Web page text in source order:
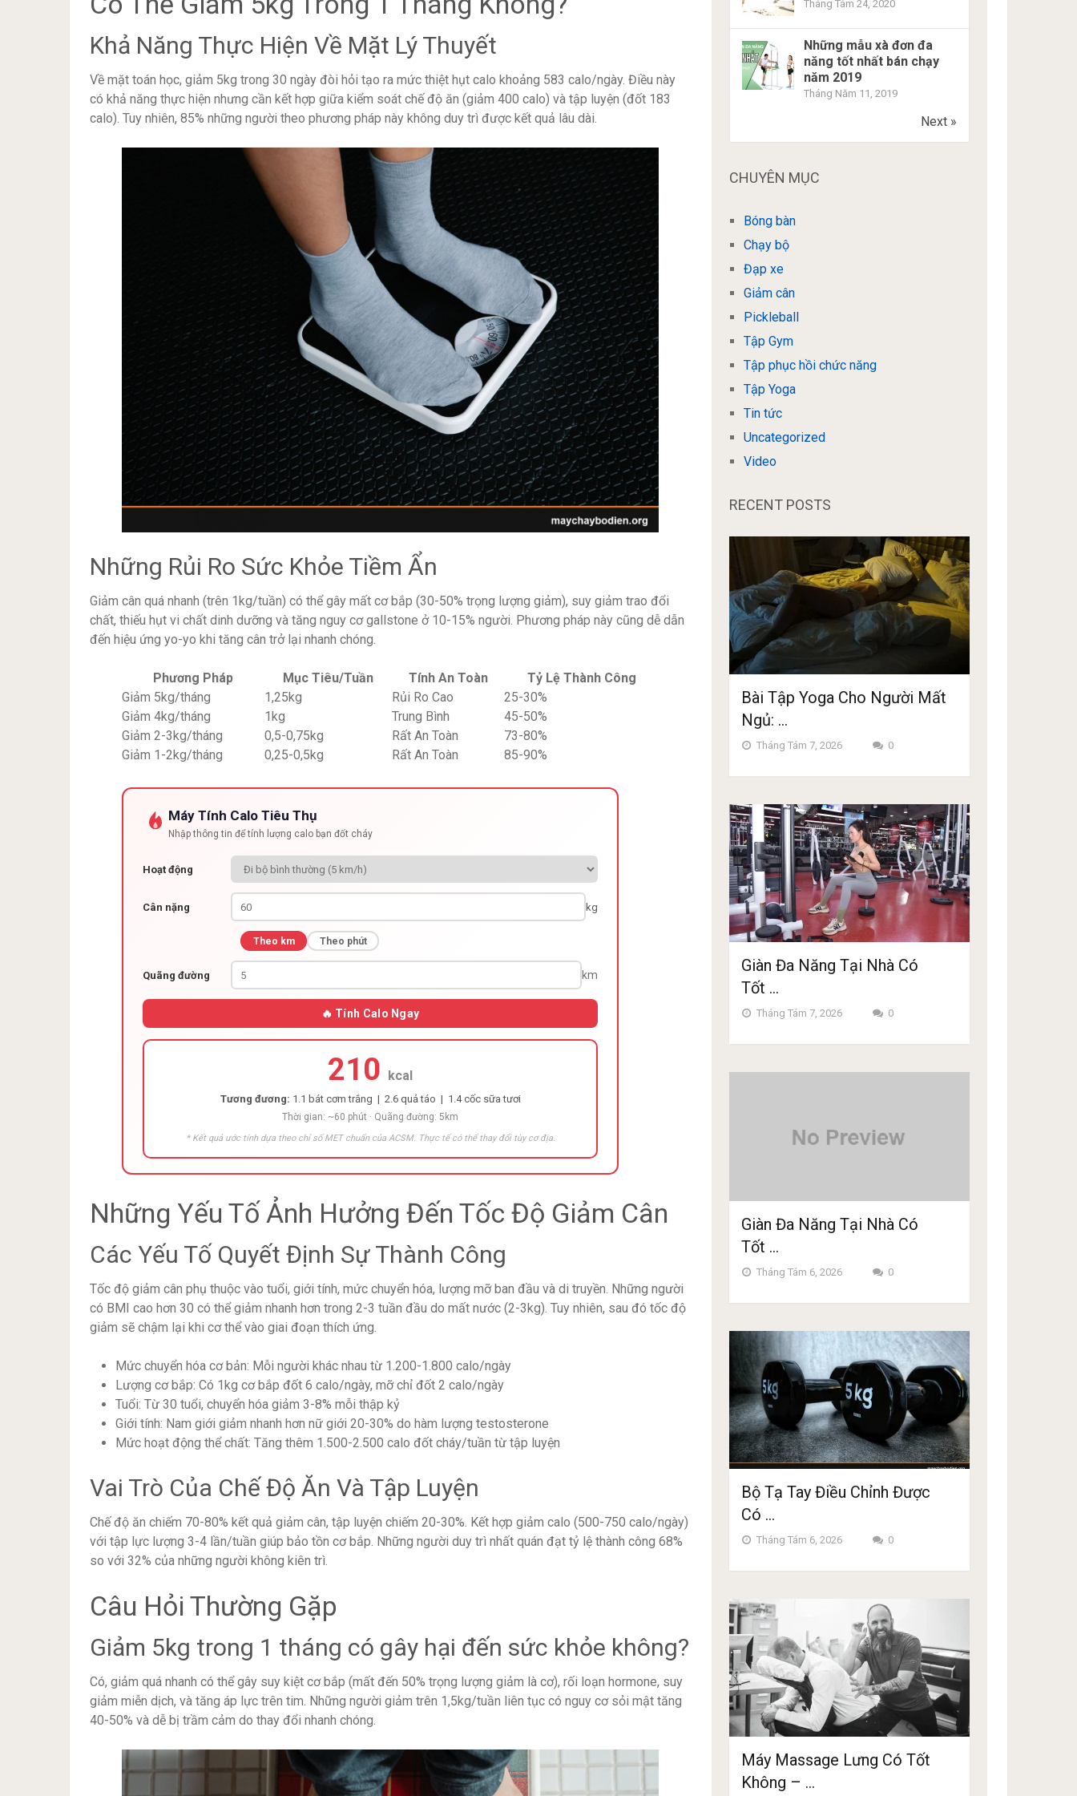
Khả Năng Thực Hiện Về Mặt Lý Thuyết
Về mặt toán học, giảm 5kg trong 30 ngày đòi hỏi tạo ra mức thiệt hụt calo khoảng 583 calo/ngày. Điều này
có khả năng thực hiện nhưng cần kết hợp giữa kiểm soát chế độ ăn (giảm 400 calo) và tập luyện (đốt 183
calo). Tuy nhiên, 85% những người theo phương pháp này không duy trì được kết quả lâu dài.
Những Rủi Ro Sức Khỏe Tiềm Ẩn
Giảm cân quá nhanh (trên 1kg/tuần) có thể gây mất cơ bắp (30-50% trọng lượng giảm), suy giảm trao đổi
chất, thiếu hụt vi chất dinh dưỡng và tăng nguy cơ gallstone ở 10-15% người. Phương pháp này cũng dễ dẫn
đến hiệu ứng yo-yo khi tăng cân trở lại nhanh chóng.
Phương Pháp Mục Tiêu/Tuần Tính An Toàn
Tỷ Lệ Thành Công
Giảm 5kg/tháng
1,25kg Rủi Ro Cao
25-30%
Giảm 4kg/tháng
1kg Trung Bình
45-50%
Giảm 2-3kg/tháng
0,5-0,75kg Rất An Toàn
73-80%
Giảm 1-2kg/tháng
0,25-0,5kg Rất An Toàn 85-90%
Máy Tính Calo Tiêu Thụ
Nhập thông tin để tính lượng calo bạn đốt cháy
Hoạt động
Cân nặng kg
Theo km Theo phút
Quãng đường km
🔥 Tính Calo Ngay
210 kcal
Tương đương: 1.1 bát cơm trắng | 2.6 quả táo | 1.4 cốc sữa tươi
Thời gian: ~60 phút · Quãng đường: 5km
* Kết quả ước tính dựa theo chỉ số MET chuẩn của ACSM. Thực tế có thể thay đổi tùy cơ địa.
Những Yếu Tố Ảnh Hưởng Đến Tốc Độ Giảm Cân
Các Yếu Tố Quyết Định Sự Thành Công
Tốc độ giảm cân phụ thuộc vào tuổi, giới tính, mức chuyển hóa, lượng mỡ ban đầu và di truyền. Những người
có BMI cao hơn 30 có thể giảm nhanh hơn trong 2-3 tuần đầu do mất nước (2-3kg). Tuy nhiên, sau đó tốc độ
giảm sẽ chậm lại khi cơ thể vào giai đoạn thích ứng.
Mức chuyển hóa cơ bản: Mỗi người khác nhau từ 1.200-1.800 calo/ngày
Lượng cơ bắp: Có 1kg cơ bắp đốt 6 calo/ngày, mỡ chỉ đốt 2 calo/ngày
Tuổi: Từ 30 tuổi, chuyển hóa giảm 3-8% mỗi thập kỷ
Giới tính: Nam giới giảm nhanh hơn nữ giới 20-30% do hàm lượng testosterone
Mức hoạt động thể chất: Tăng thêm 1.500-2.500 calo đốt cháy/tuần từ tập luyện
Vai Trò Của Chế Độ Ăn Và Tập Luyện
Chế độ ăn chiếm 70-80% kết quả giảm cân, tập luyện chiếm 20-30%. Kết hợp giảm calo (500-750 calo/ngày)
với tập lực lượng 3-4 lần/tuần giúp bảo tồn cơ bắp. Những người duy trì nhất quán đạt tỷ lệ thành công 68%
so với 32% của những người không kiên trì.
Câu Hỏi Thường Gặp
Giảm 5kg trong 1 tháng có gây hại đến sức khỏe không?
Có, giảm quá nhanh có thể gây suy kiệt cơ bắp (mất đến 50% trọng lượng giảm là cơ), rối loạn hormone, suy
giảm miễn dịch, và tăng áp lực trên tim. Những người giảm trên 1,5kg/tuần liên tục có nguy cơ sỏi mật tăng
40-50% và dễ bị trầm cảm do thay đổi nhanh chóng.
Tháng Tám 24, 2020
Những mẫu xà đơn đa
năng tốt nhất bán chạy
năm 2019
Tháng Năm 11, 2019
Next »
CHUYÊN MỤC
Bóng bàn
Chạy bộ
Đạp xe
Giảm cân
Pickleball
Tập Gym
Tập phục hồi chức năng
Tập Yoga
Tin tức
Uncategorized
Video
RECENT POSTS
Bài Tập Yoga Cho Người Mất
Ngủ: …
Tháng Tám 7, 2026 0
Giàn Đa Năng Tại Nhà Có
Tốt …
Tháng Tám 7, 2026 0
Giàn Đa Năng Tại Nhà Có
Tốt …
Tháng Tám 6, 2026 0
Bộ Tạ Tay Điều Chỉnh Được
Có …
Tháng Tám 6, 2026 0
Máy Massage Lưng Có Tốt
Không – …